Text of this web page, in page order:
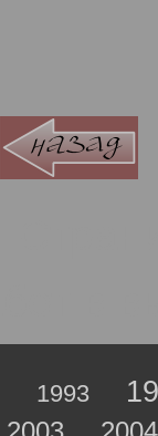
1993